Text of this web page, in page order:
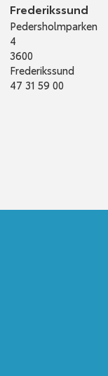
Frederikssund
Pedersholmparken
4
3600
Frederikssund
47 31 59 00